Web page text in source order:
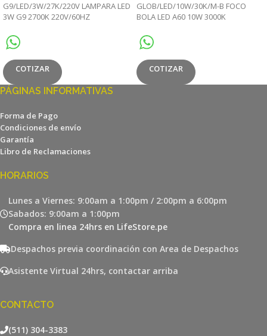
G9/LED/3W/27K/220V LAMPARA LED
3W G9 2700K 220V/60HZ
COTIZAR
GLOB/LED/10W/30K/M-B FOCO
BOLA LED A60 10W 3000K
COTIZAR
PÁGINAS INFORMATIVAS
Forma de Pago
Condiciones de envío
Garantía
Libro de Reclamaciones
HORARIOS
Lunes a Viernes: 9:00am a 1:00pm / 2:00pm a 6:00pm
Sabados: 9:00am a 1:00pm
Compra en linea 24hrs en LifeStore.pe
Despachos previa coordinación con Area de Despachos
Asistente Virtual 24hrs, contactar arriba
CONTACTO
(511) 304-3383